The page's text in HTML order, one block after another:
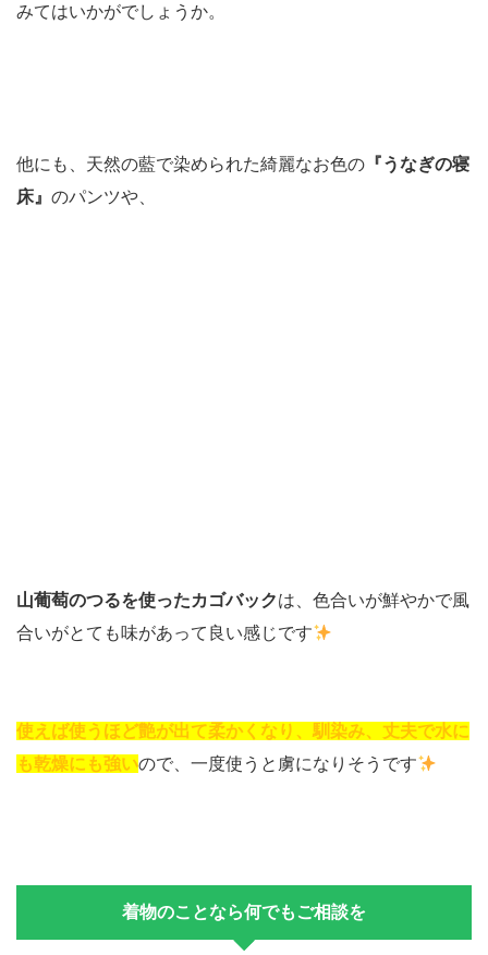
みてはいかがでしょうか。
他にも、天然の藍で染められた綺麗なお色の 『うなぎの寝
床』 のパンツや、
山葡萄のつるを使ったカゴバックは、色合いが鮮やかで風
合いがとても味があって良い感じです
使えば使うほど艶が出て柔かくなり、馴染み、丈夫で水に
も乾燥にも強いので、一度使うと虜になりそうです
着物のことなら何でもご相談を